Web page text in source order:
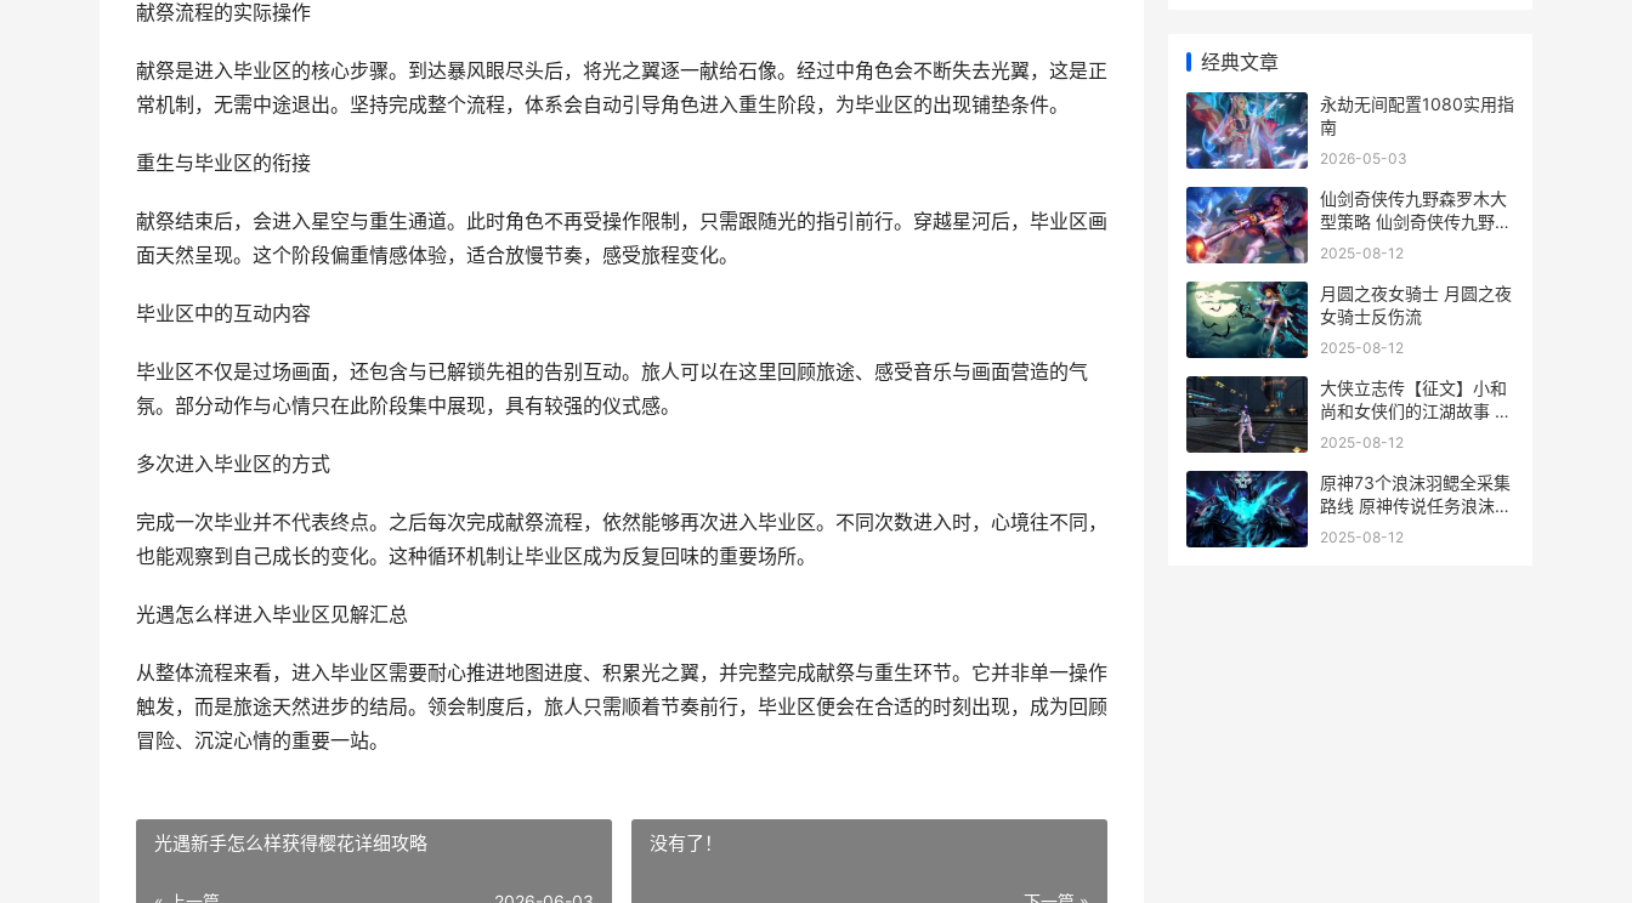
献祭流程的实际操作
献祭是进入毕业区的核心步骤。到达暴风眼尽头后，将光之翼逐一献给石像。经过中角色会不断失去光翼，这是正
常机制，无需中途退出。坚持完成整个流程，体系会自动引导角色进入重生阶段，为毕业区的出现铺垫条件。
重生与毕业区的衔接
献祭结束后，会进入星空与重生通道。此时角色不再受操作限制，只需跟随光的指引前行。穿越星河后，毕业区画
面天然呈现。这个阶段偏重情感体验，适合放慢节奏，感受旅程变化。
毕业区中的互动内容
毕业区不仅是过场画面，还包含与已解锁先祖的告别互动。旅人可以在这里回顾旅途、感受音乐与画面营造的气
氛。部分动作与心情只在此阶段集中展现，具有较强的仪式感。
多次进入毕业区的方式
完成一次毕业并不代表终点。之后每次完成献祭流程，依然能够再次进入毕业区。不同次数进入时，心境往不同，
也能观察到自己成长的变化。这种循环机制让毕业区成为反复回味的重要场所。
光遇怎么样进入毕业区见解汇总
从整体流程来看，进入毕业区需要耐心推进地图进度、积累光之翼，并完整完成献祭与重生环节。它并非单一操作
触发，而是旅途天然进步的结局。领会制度后，旅人只需顺着节奏前行，毕业区便会在合适的时刻出现，成为回顾
冒险、沉淀心情的重要一站。
光遇新手怎么样获得樱花详细攻略 没有了！
经典文章
永劫无间配置1080实用指
南
2026-05-03
仙剑奇侠传九野森罗木大
型策略 仙剑奇侠传九野红
袂
2025-08-12
月圆之夜女骑士 月圆之夜
女骑士反伤流
2025-08-12
大侠立志传【征文】小和
尚和女侠们的江湖故事 大
侠传视频
2025-08-12
原神73个浪沫羽鳃全采集
路线 原神传说任务浪沫之
章
2025-08-12